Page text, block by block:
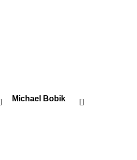
Michael Bobik